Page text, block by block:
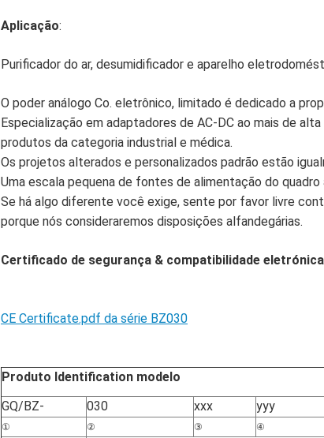
Aplicação:
Purificador do ar, desumidificador e aparelho
O poder análogo Co. eletrônico, limitado é dedicado a
Especialização em adaptadores de AC-DC ao mais de
produtos da categoria industrial e médica.
Os projetos alterados e personalizados padrão estão
Uma escala pequena de fontes de alimentação do
Se há algo diferente você exige, sente por favor livre
porque nós consideraremos disposições alfandegárias.
Certificado de segurança & compatibilidade eletrónica
CE Certificate.pdf da série BZ030
Produto Identification modelo
GQ/BZ-
030 xxx yyy
① ② ③ ④